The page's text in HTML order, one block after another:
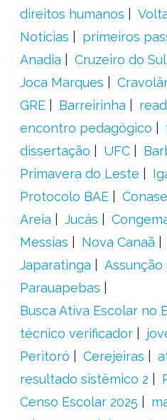
direitos humanos
Notícias
primeiros
Anadia
Cruzeiro do Sul
Joca Marques
GRE
Barreirinha
encontro pedagógico
dissertação
UFC
Primavera do Leste
Protocolo BAE
Areia
Jucás
Messias
Nova Canaã
Japaratinga
Assunção
Parauapebas
Busca Ativa Escolar no
técnico verificador
Peritoró
Cerejeiras
resultado sistêmico 2
Censo Escolar 2025